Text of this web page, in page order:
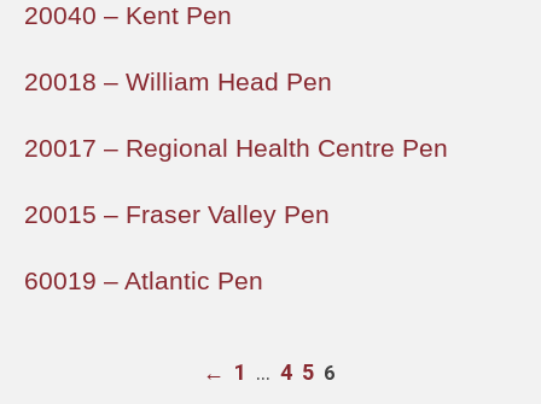
20040 – Kent Pen
20018 – William Head Pen
20017 – Regional Health Centre Pen
20015 – Fraser Valley Pen
60019 – Atlantic Pen
← 1 … 4 5 6